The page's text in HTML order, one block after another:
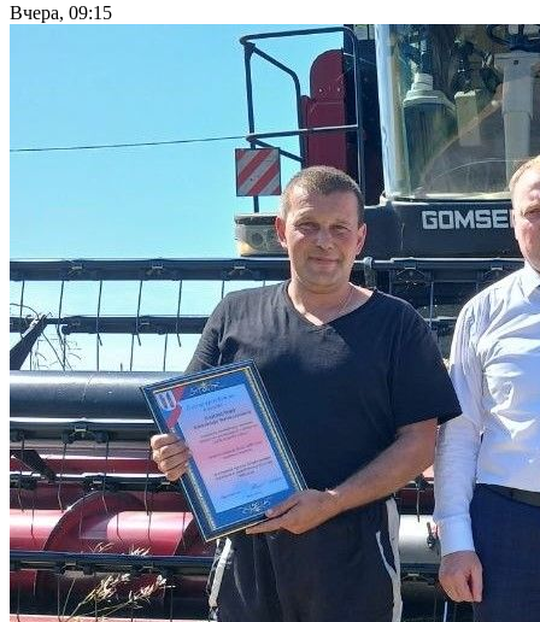
Вчера, 09:15